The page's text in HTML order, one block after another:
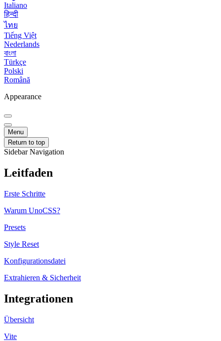
Italiano
हिन्दी
ไทย
Tiếng Việt
Nederlands
বাংলা
Türkçe
Polski
Română
Appearance
Menu
Return to top
Sidebar Navigation
Leitfaden
Erste Schritte
Warum UnoCSS?
Presets
Style Reset
Konfigurationsdatei
Extrahieren & Sicherheit
Integrationen
Übersicht
Vite